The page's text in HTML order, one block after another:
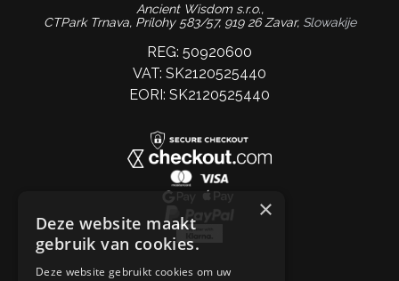
Ancient Wisdom s.r.o.,
CTPark Trnava, Prílohy 583/57, 919 26 Zavar, Slowakije
REG: 50920600
VAT: SK2120525440
EORI: SK2120525440
×
Deze website maakt
gebruik van cookies.
Deze website gebruikt cookies om uw